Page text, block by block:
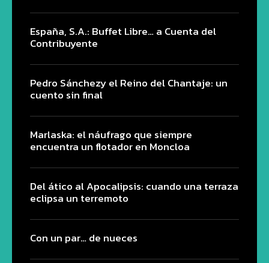
España, S.A.: Buffet Libre… a Cuenta del
Contribuyente
Pedro Sánchezy el Reino del Chantaje: un
cuento sin final
Marlaska: el náufrago que siempre
encuentra un flotador en Moncloa
Del ático al Apocalipsis: cuando una terraza
eclipsa un terremoto
Con un par… de nueces